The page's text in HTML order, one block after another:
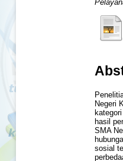
Negeri
hasil
SMA
sosial